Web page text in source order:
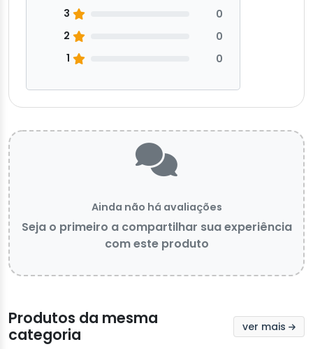
3
0
2
0
1
0
Ainda não há avaliações
Seja o primeiro a compartilhar sua experiência
com este produto
Produtos da mesma
categoria
ver mais